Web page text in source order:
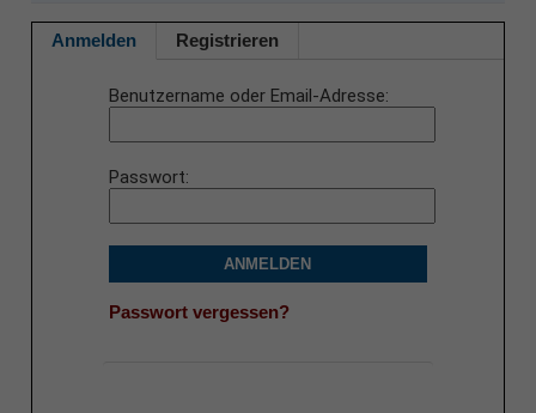
Anmelden Registrieren
Benutzername oder Email-Adresse
Passwort
ANMELDEN
Passwort vergessen?